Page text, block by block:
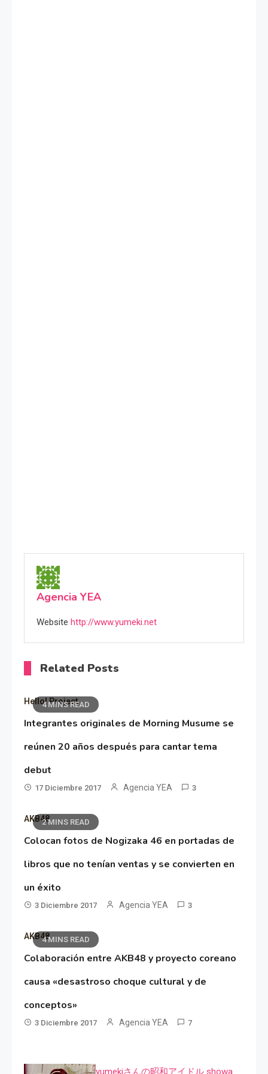
Agencia YEA
Website http://www.yumeki.net
Related Posts
4 MINS READ
Hello! Project
Integrantes originales de Morning Musume se
reúnen 20 años después para cantar tema
debut
17 Diciembre 2017 Agencia YEA 3
2 MINS READ
AKB48
Colocan fotos de Nogizaka 46 en portadas de
libros que no tenían ventas y se convierten en
un éxito
3 Diciembre 2017 Agencia YEA 3
4 MINS READ
AKB48
Colaboración entre AKB48 y proyecto coreano
causa «desastroso choque cultural y de
conceptos»
3 Diciembre 2017 Agencia YEA 7
yumekiさんの昭和アイドル showa